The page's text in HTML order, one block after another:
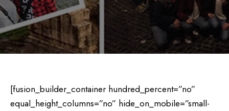
[fusion_builder_container hundred_percent=”no”
equal_height_columns=”no” hide_on_mobile=”small-